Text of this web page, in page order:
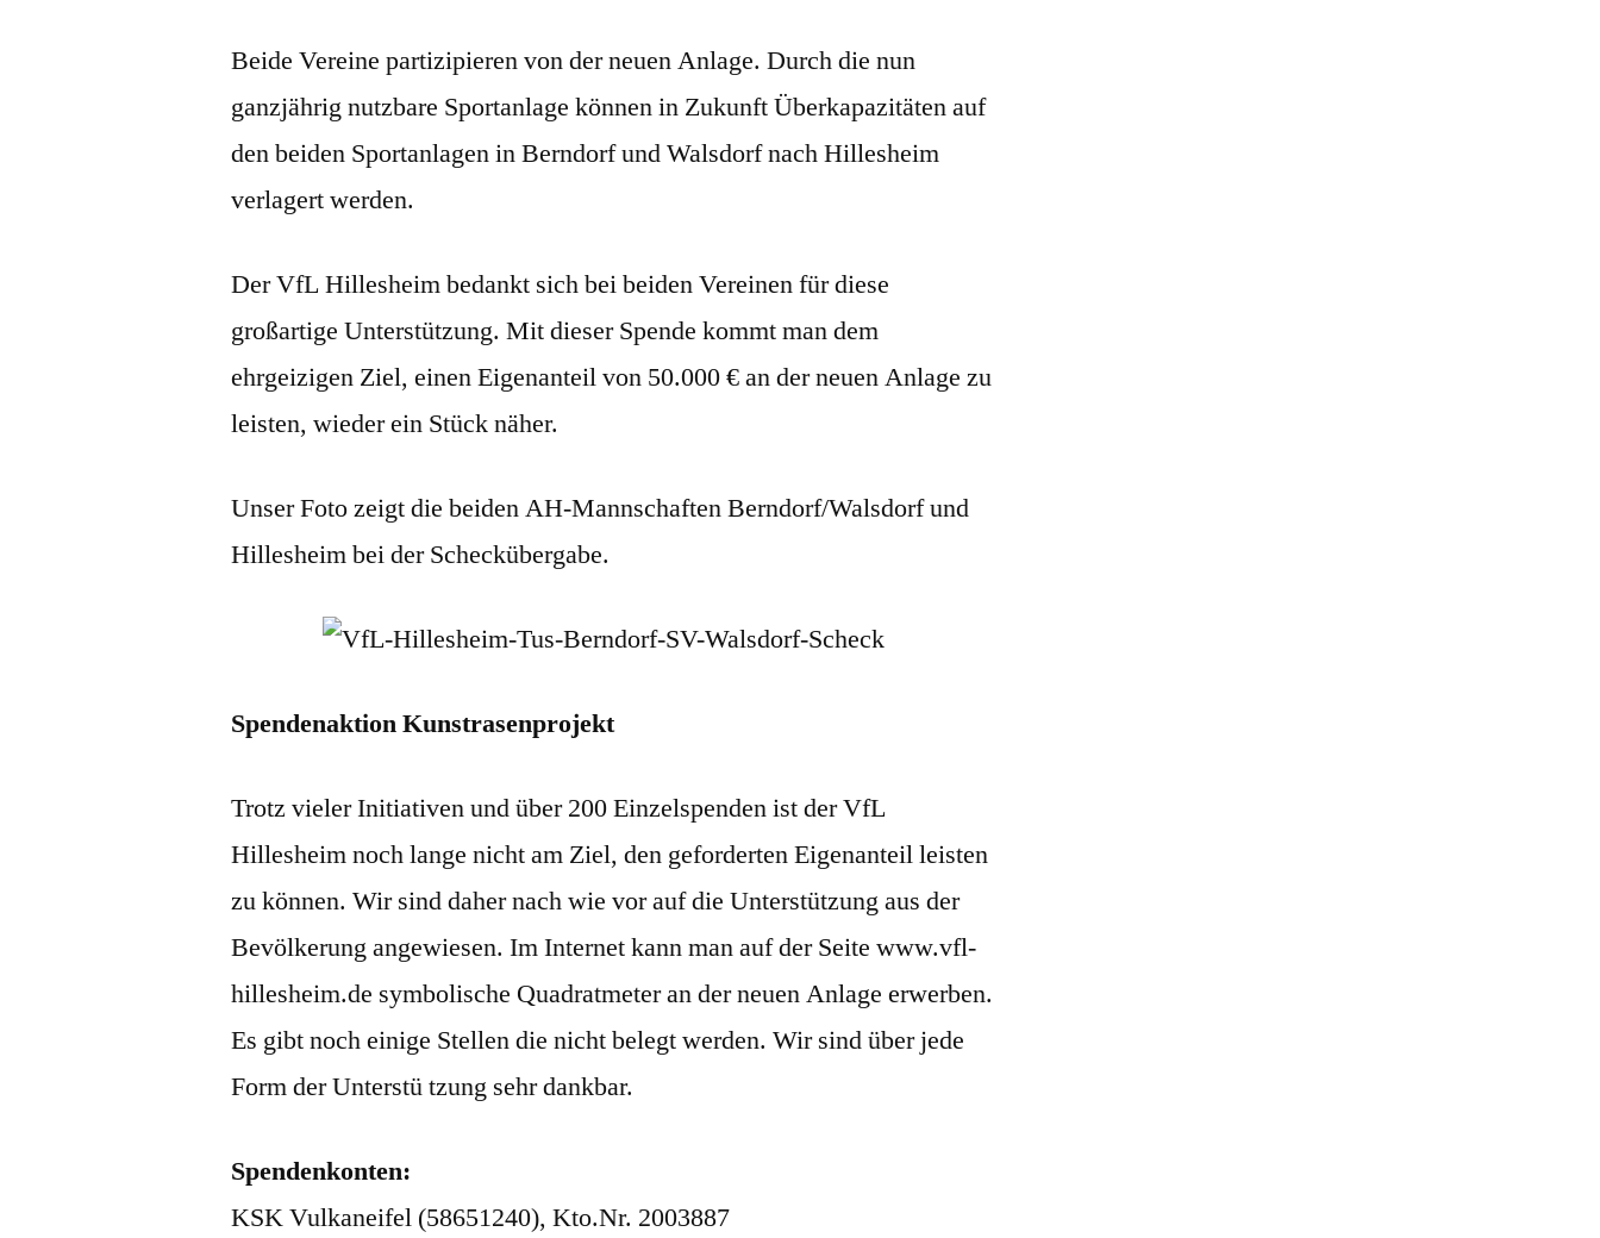
Beide Vereine partizipieren von der neuen Anlage. Durch die nun
ganzjährig nutzbare Sportanlage können in Zukunft Überkapazitäten auf
den beiden Sportanlagen in Berndorf und Walsdorf nach Hillesheim
verlagert werden.
Der VfL Hillesheim bedankt sich bei beiden Vereinen für diese
großartige Unterstützung. Mit dieser Spende kommt man dem
ehrgeizigen Ziel, einen Eigenanteil von 50.000 € an der neuen Anlage zu
leisten, wieder ein Stück näher.
Unser Foto zeigt die beiden AH-Mannschaften Berndorf/Walsdorf und
Hillesheim bei der Scheckübergabe.
Spendenaktion Kunstrasenprojekt
Trotz vieler Initiativen und über 200 Einzelspenden ist der VfL
Hillesheim noch lange nicht am Ziel, den geforderten Eigenanteil leisten
zu können. Wir sind daher nach wie vor auf die Unterstützung aus der
Bevölkerung angewiesen. Im Internet kann man auf der Seite www.vfl-
hillesheim.de symbolische Quadratmeter an der neuen Anlage erwerben.
Es gibt noch einige Stellen die nicht belegt werden. Wir sind über jede
Form der Unterstü tzung sehr dankbar.
Spendenkonten:
KSK Vulkaneifel (58651240), Kto.Nr. 2003887